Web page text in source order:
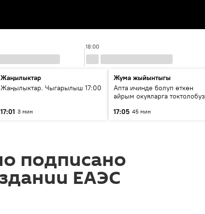
18:00
Жаңылыктар
Жаңылыктар. Чыгарылыш 17:00
17:01 3 мин
Жума жыйынтыгы
Апта ичинде болуп өткөн
айрым окуяларга токтолобуз
17:05 45 мин
подписано
ЕАЭС